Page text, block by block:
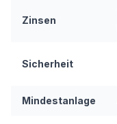
Zinsen
Sicherheit
Mindestanlage